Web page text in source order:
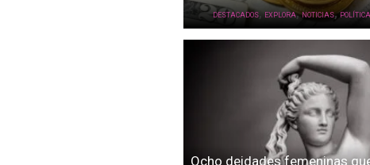
DESTACADOS,EXPLORA,NOTICIAS,POLÍTICA
Ocho deidades femeninas